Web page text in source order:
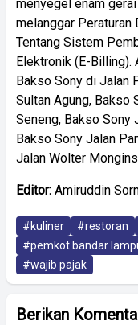
menyegel enam
melanggar Peraturan
Tentang Sistem
Elektronik (E-Billing).
Bakso Sony di Jalan
Sultan Agung, Bakso
Seneng, Bakso Sony
Bakso Sony Jalan
Jalan Wolter
Editor: Amiruddin
#kuliner #restoran
#pemkot bandar
#wajib pajak
Berikan